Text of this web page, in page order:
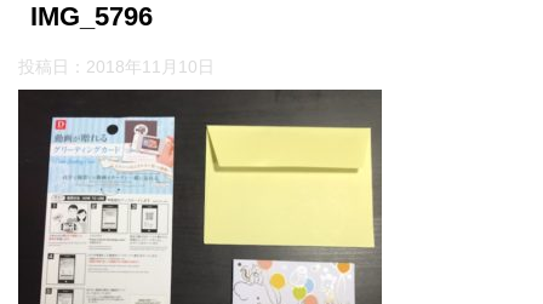
IMG_5796
投稿日： 2018年11月10日